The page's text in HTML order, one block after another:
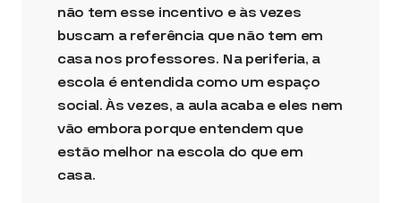
não tem esse incentivo e às vezes
buscam a referência que não tem em
casa nos professores. Na periferia, a
escola é entendida como um espaço
social. Às vezes, a aula acaba e eles nem
vão embora porque entendem que
estão melhor na escola do que em
casa.